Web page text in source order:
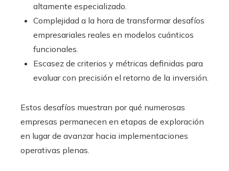
altamente especializado.
Complejidad a la hora de transformar desafíos
empresariales reales en modelos cuánticos
funcionales.
Escasez de criterios y métricas definidas para
evaluar con precisión el retorno de la inversión.
Estos desafíos muestran por qué numerosas
empresas permanecen en etapas de exploración
en lugar de avanzar hacia implementaciones
operativas plenas.